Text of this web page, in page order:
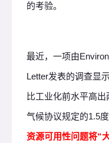
的考验。
最近，一项由
Letter发表的调查显
比工业化前水平高
气候协议规定的1.5
资源可用性问题将“